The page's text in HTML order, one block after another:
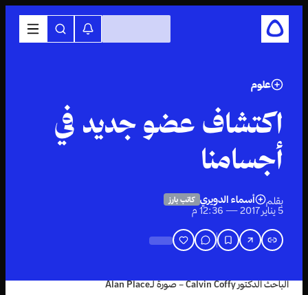
علوم
اكتشاف عضو جديد في
أجسامنا
بقلم أسماء الدويري كاتب بارز
5 يناير 2017 — 12:36 م
الباحث الدكتور Calvin Coffy – صورة لـAlan Place